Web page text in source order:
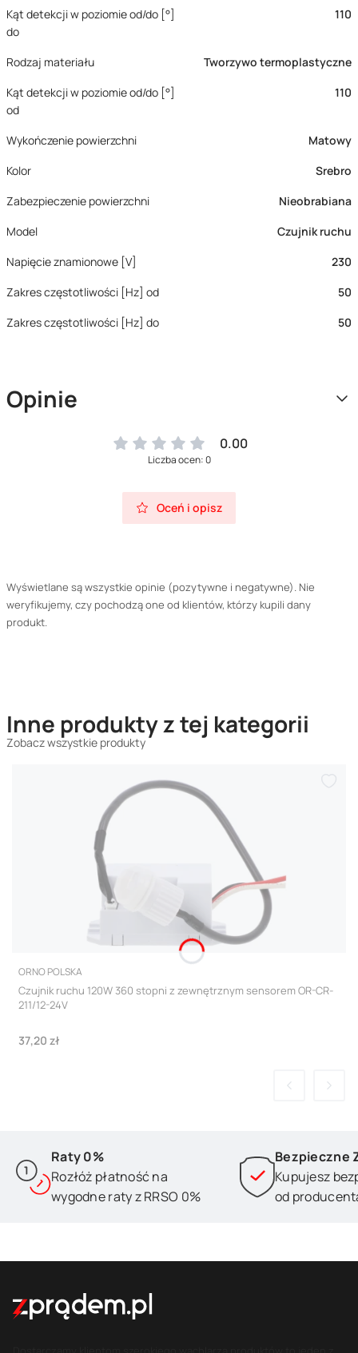
Kąt detekcji w poziomie od/do [°]
do
110
Rodzaj materiału
Tworzywo termoplastyczne
Kąt detekcji w poziomie od/do [°]
od
110
Wykończenie powierzchni
Matowy
Kolor
Srebro
Zabezpieczenie powierzchni
Nieobrabiana
Model
Czujnik ruchu
Napięcie znamionowe [V]
230
Zakres częstotliwości [Hz] od
50
Zakres częstotliwości [Hz] do
50
Opinie
0.00
Liczba ocen: 0
Oceń i opisz
Wyświetlane są wszystkie opinie (pozytywne i negatywne). Nie
weryfikujemy, czy pochodzą one od klientów, którzy kupili dany
produkt.
Inne produkty z tej kategorii
Zobacz wszystkie produkty
PRODUCENT
ORNO POLSKA
Czujnik ruchu 120W 360 stopni z zewnętrznym sensorem OR-CR-
211/12-24V
Cena
37,20 zł
Raty 0%
Rozłóż płatność na
wygodne raty z RRSO 0%
Bezpieczne
Kupujesz
od